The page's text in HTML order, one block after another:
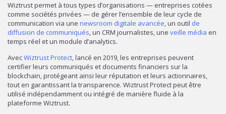
Wiztrust permet à tous types d’organisations — entreprises cotées
comme sociétés privées — de gérer l’ensemble de leur cycle de
communication via une newsroom digitale avancée, un outil de
diffusion de communiqués, un CRM journalistes, une veille média en
temps réel et un module d’analytics.
AvecWiztrust Protect, lancé en 2019, les entreprises peuvent
certifier leurs communiqués et documents financiers sur la
blockchain, protégeant ainsi leur réputation et leurs actionnaires,
tout en garantissant la transparence. Wiztrust Protect peut être
utilisé indépendamment ou intégré de manière fluide à la
plateforme Wiztrust.